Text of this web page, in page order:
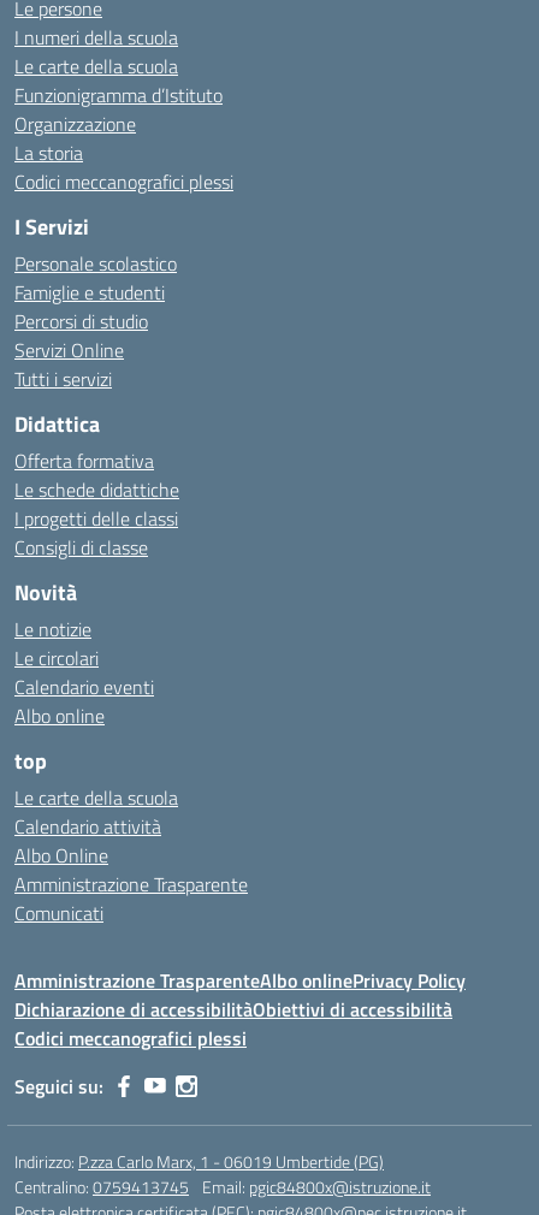
Le persone
I numeri della scuola
Le carte della scuola
Funzionigramma d’Istituto
Organizzazione
La storia
Codici meccanografici plessi
I Servizi
Personale scolastico
Famiglie e studenti
Percorsi di studio
Servizi Online
Tutti i servizi
Didattica
Offerta formativa
Le schede didattiche
I progetti delle classi
Consigli di classe
Novità
Le notizie
Le circolari
Calendario eventi
Albo online
top
Le carte della scuola
Calendario attività
Albo Online
Amministrazione Trasparente
Comunicati
Amministrazione TrasparenteAlbo onlinePrivacy Policy
Dichiarazione di accessibilitàObiettivi di accessibilità
Codici meccanografici plessi
Seguici su:
Indirizzo: P.zza Carlo Marx, 1 - 06019 Umbertide (PG)
Centralino:0759413745 Email: pgic84800x@istruzione.it